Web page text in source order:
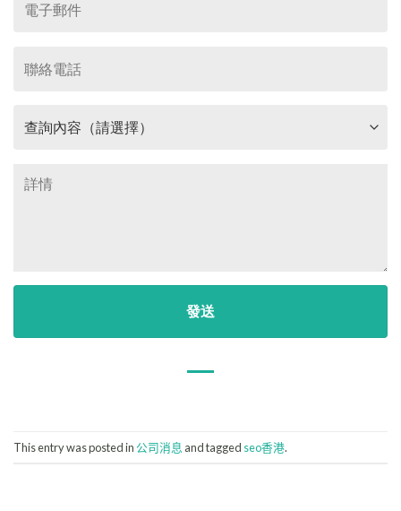
This entry was posted in 公司消息 and tagged seo香港.